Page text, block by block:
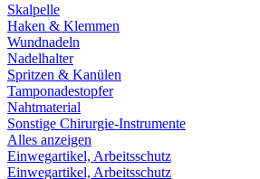
Skalpelle
Haken & Klemmen
Wundnadeln
Nadelhalter
Spritzen & Kanülen
Tamponadestopfer
Nahtmaterial
Sonstige Chirurgie-Instrumente
Alles anzeigen
Einwegartikel, Arbeitsschutz
Einwegartikel, Arbeitsschutz